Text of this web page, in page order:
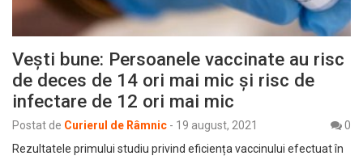
Vești bune: Persoanele vaccinate au risc
de deces de 14 ori mai mic și risc de
infectare de 12 ori mai mic
Postat de Curierul de Râmnic - 19 august, 2021
0
Rezultatele primului studiu privind eficiența vaccinului efectuat în